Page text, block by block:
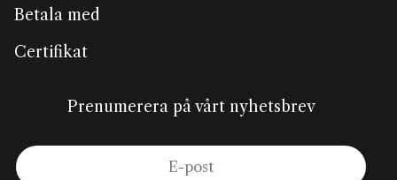
Betala med
Certifikat
Prenumerera på vårt nyhetsbrev